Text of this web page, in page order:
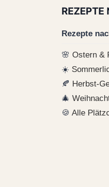
REZEPTE
Rezepte
🌸Ostern &
☀️
🍂 Herbst-
🎄
🍪Alle